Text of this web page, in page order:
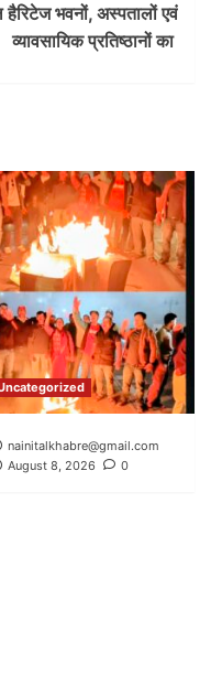
हैरिटेज भवनों, अस्पतालों एवं
व्यावसायिक प्रतिष्ठानों का
nainitalkhabre@gmail.com
August 8, 2026
0